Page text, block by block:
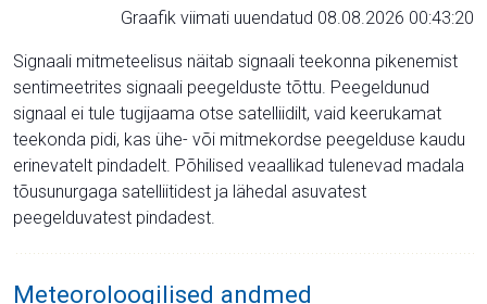
Graafik viimati uuendatud 08.08.2026 00:43:20
Signaali mitmeteelisus näitab signaali teekonna pikenemist
sentimeetrites signaali peegelduste tõttu. Peegeldunud
signaal ei tule tugijaama otse satelliidilt, vaid keerukamat
teekonda pidi, kas ühe- või mitmekordse peegelduse kaudu
erinevatelt pindadelt. Põhilised veaallikad tulenevad madala
tõusunurgaga satelliitidest ja lähedal asuvatest
peegelduvatest pindadest.
Meteoroloogilised andmed